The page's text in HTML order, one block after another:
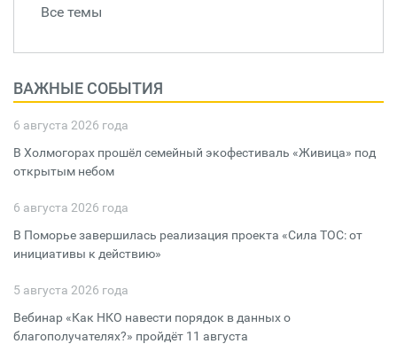
Все темы
ВАЖНЫЕ СОБЫТИЯ
6 августа 2026 года
В Холмогорах прошёл семейный экофестиваль «Живица» под
открытым небом
6 августа 2026 года
В Поморье завершилась реализация проекта «Сила ТОС: от
инициативы к действию»
5 августа 2026 года
Вебинар «Как НКО навести порядок в данных о
благополучателях?» пройдёт 11 августа